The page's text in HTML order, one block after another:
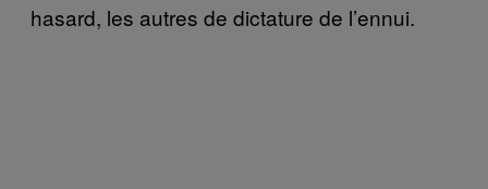
hasard, les autres de dictature de l’ennui.